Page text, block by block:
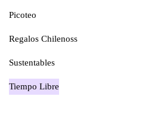
Picoteo
Regalos Chilenoss
Sustentables
Tiempo Libre